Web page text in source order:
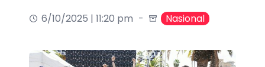
6/10/2025 | 11:20 pm
Nasional